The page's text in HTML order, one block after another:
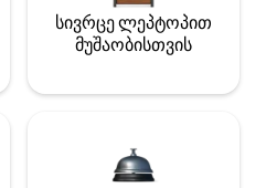
სივრცე ლეპტოპით
მუშაობისთვის